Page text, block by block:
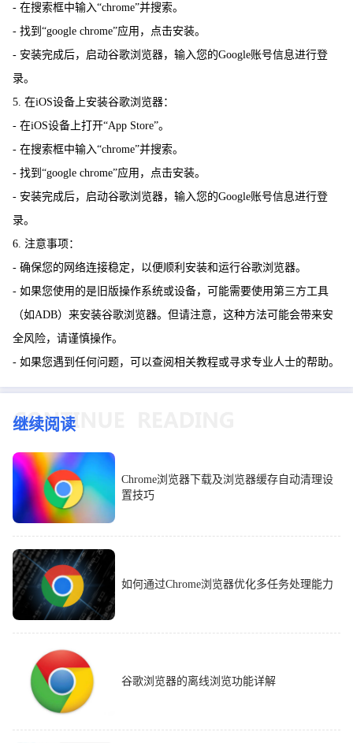
- 在搜索框中输入“chrome”并搜索。
- 找到“google chrome”应用，点击安装。
- 安装完成后，启动谷歌浏览器，输入您的Google账号信息进行登
录。
5. 在iOS设备上安装谷歌浏览器：
- 在iOS设备上打开“App Store”。
- 在搜索框中输入“chrome”并搜索。
- 找到“google chrome”应用，点击安装。
- 安装完成后，启动谷歌浏览器，输入您的Google账号信息进行登
录。
6. 注意事项：
- 确保您的网络连接稳定，以便顺利安装和运行谷歌浏览器。
- 如果您使用的是旧版操作系统或设备，可能需要使用第三方工具
（如ADB）来安装谷歌浏览器。但请注意，这种方法可能会带来安
全风险，请谨慎操作。
- 如果您遇到任何问题，可以查阅相关教程或寻求专业人士的帮助。
继续阅读
Chrome浏览器下载及浏览器缓存自动清理设
置技巧
如何通过Chrome浏览器优化多任务处理能力
谷歌浏览器的离线浏览功能详解